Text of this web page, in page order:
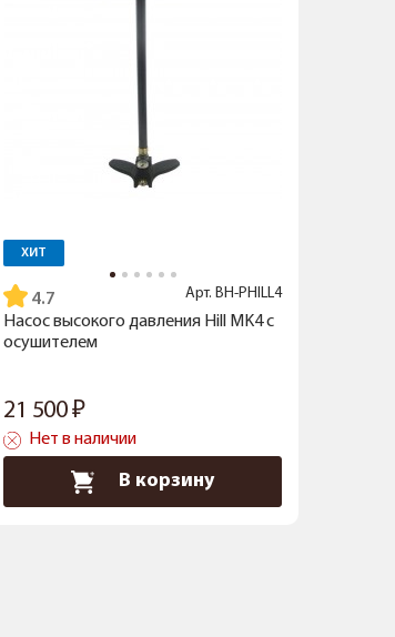
ХИТ
4.7 Арт. BH-PHILL4
Насос высокого давления Hill MK4 с
осушителем
21 500
Нет в наличии
В корзину